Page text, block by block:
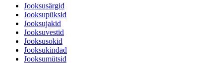
Jooksusärgid
Jooksupüksid
Jooksujakid
Jooksuvestid
Jooksusokid
Jooksukindad
Jooksumütsid